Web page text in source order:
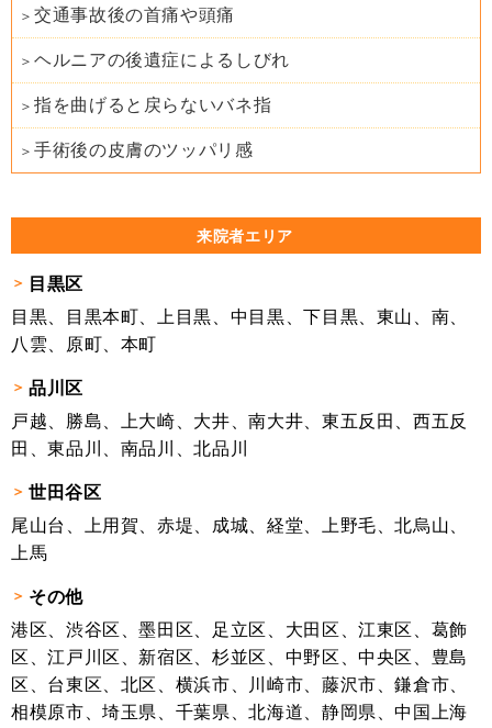
交通事故後の首痛や頭痛
ヘルニアの後遺症によるしびれ
指を曲げると戻らないバネ指
手術後の皮膚のツッパリ感
来院者エリア
目黒区
目黒、目黒本町、上目黒、中目黒、下目黒、東山、南、
八雲、原町、本町
品川区
戸越、勝島、上大崎、大井、南大井、東五反田、西五反
田、東品川、南品川、北品川
世田谷区
尾山台、上用賀、赤堤、成城、経堂、上野毛、北烏山、
上馬
その他
港区、渋谷区、墨田区、足立区、大田区、江東区、葛飾
区、江戸川区、新宿区、杉並区、中野区、中央区、豊島
区、台東区、北区、横浜市、川崎市、藤沢市、鎌倉市、
相模原市、埼玉県、千葉県、北海道、静岡県、中国上海